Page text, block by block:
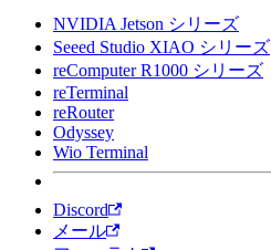
NVIDIA Jetson シリーズ
Seeed Studio XIAO シリーズ
reComputer R1000 シリーズ
reTerminal
reRouter
Odyssey
Wio Terminal
Discord
メール